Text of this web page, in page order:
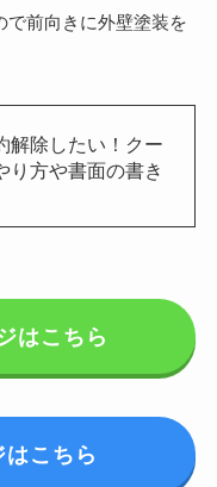
前向きに外壁塗装を
解除したい！クー
り方や書面の書き
はこちら
こちら